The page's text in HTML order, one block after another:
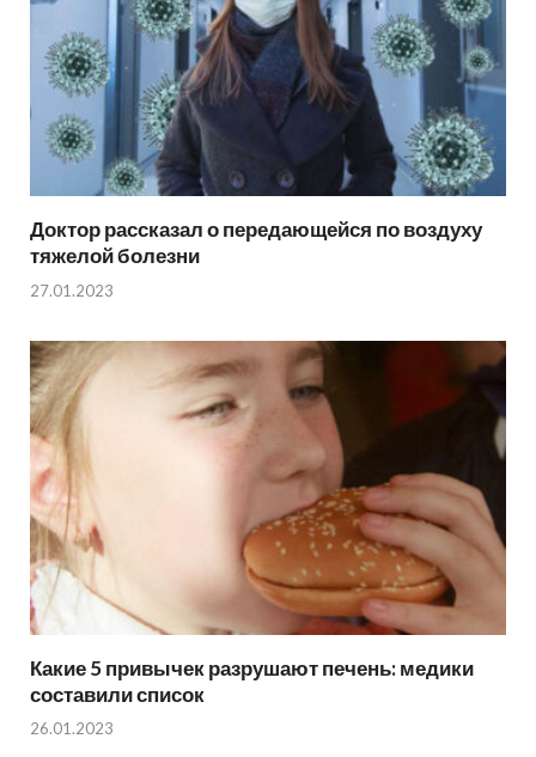
Доктор рассказал о передающейся по воздуху
тяжелой болезни
27.01.2023
Какие 5 привычек разрушают печень: медики
составили список
26.01.2023